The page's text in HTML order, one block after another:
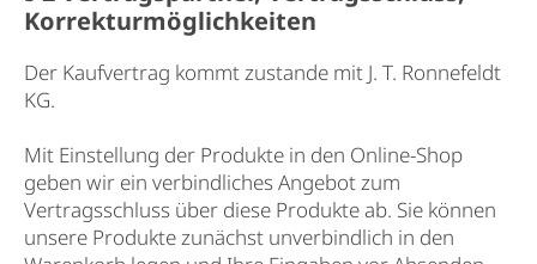
Korrekturmöglichkeiten
Der Kaufvertrag kommt zustande mit J. T. Ronnefeldt
KG.
Mit Einstellung der Produkte in den Online-Shop
geben wir ein verbindliches Angebot zum
Vertragsschluss über diese Produkte ab. Sie können
unsere Produkte zunächst unverbindlich in den